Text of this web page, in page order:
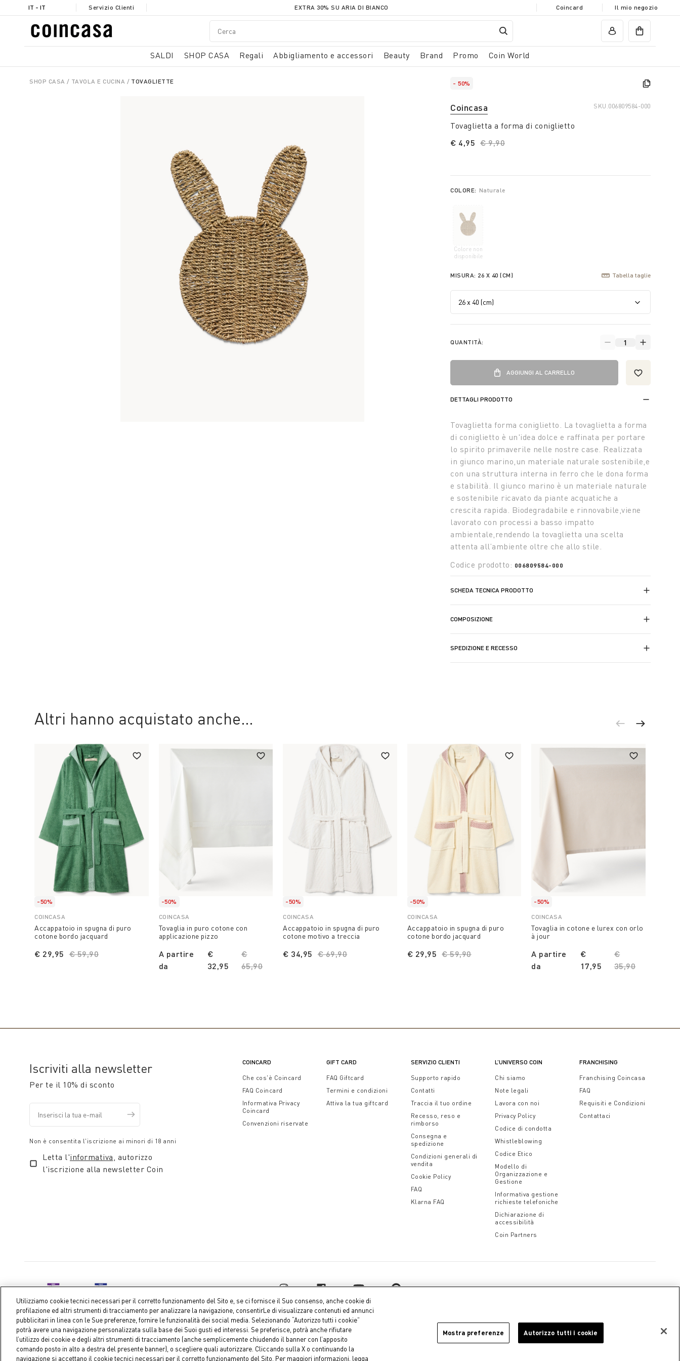
IT - IT Servizio Clienti EXTRA 30% SU ARIA DI BIANCO Coincard Il mio negozio
SALDI SHOP CASA Regali Abbigliamento e accessori Beauty Brand Promo Coin World
SHOP CASA TAVOLA E CUCINA TOVAGLIETTE - 50%
Coincasa SKU.006809584-000
Tovaglietta a forma di coniglietto
Price reduced from
€ 9,90
€ 4,95
COLORE: Naturale
Colore non
disponibile
selected
MISURA: 26 X 40 (CM) Tabella taglie
QUANTITÀ:
AGGIUNGI AL CARRELLO
DETTAGLI PRODOTTO
Tovaglietta forma coniglietto. La tovaglietta a forma
di coniglietto è un'idea dolce e raffinata per portare
lo spirito primaverile nelle nostre case. Realizzata
in giunco marino,un materiale naturale sostenibile,e
con una struttura interna in ferro che le dona forma
e stabilità. Il giunco marino è un materiale naturale
e sostenibile ricavato da piante acquatiche a
crescita rapida. Biodegradabile e rinnovabile,viene
lavorato con processi a basso impatto
ambientale,rendendo la tovaglietta una scelta
attenta all’ambiente oltre che allo stile.
Codice prodotto: 006809584-000
SCHEDA TECNICA PRODOTTO
COMPOSIZIONE
SPEDIZIONE E RECESSO
Altri hanno acquistato anche…
-50%
COINCASA
Accappatoio in spugna di puro
cotone bordo jacquard
Price reduced from
€ 59,90
€ 29,95
-50%
COINCASA
Tovaglia in puro cotone con
applicazione pizzo
A partire
da
Price reduced from
€
65,90to
€
32,95
-50%
COINCASA
Accappatoio in spugna di puro
cotone motivo a treccia
Price reduced from
€ 69,90
€ 34,95
-50%
COINCASA
Accappatoio in spugna di puro
cotone bordo jacquard
Price reduced from
€ 59,90to
€ 29,95
-50%
COINCASA
Tovaglia in cotone e lurex con orlo
à jour
A partire
da
Price reduced
€
35,90to
€
17,95
Iscriviti alla newsletter
Per te il 10% di sconto
Non è consentita l'iscrizione ai minori di 18 anni
Letta l'informativa, autorizzo
l'iscrizione alla newsletter Coin
COINCARD
Che cos'è Coincard
FAQ Coincard
Informativa Privacy
Coincard
Convenzioni riservate
GIFT CARD
FAQ Giftcard
Termini e condizioni
Attiva la tua giftcard
SERVIZIO CLIENTI
Supporto rapido
Contatti
Traccia il tuo ordine
Recesso, reso e
rimborso
Consegna e
spedizione
Condizioni generali di
vendita
Cookie Policy
FAQ
Klarna FAQ
L’UNIVERSO COIN
Chi siamo
Note legali
Lavora con noi
Privacy Policy
Codice di condotta
Whistleblowing
Codice Etico
Modello di
Organizzazione e
Gestione
Informativa gestione
richieste telefoniche
Dichiarazione di
accessibilità
Coin Partners
FRANCHISING
Franchising Coincasa
FAQ
Requisiti e Condizioni
Contattaci
Coin S.p.A. C.F./P.IVA 04391480276, capitale sociale 10.123.282,23 Euro i.v. Dati aziendali Cookie Policy Informativa Privacy
Utilizziamo cookie tecnici necessari per il corretto funzionamento del Sito e, se ci fornisce il Suo consenso, anche cookie di
profilazione ed altri strumenti di tracciamento per analizzare la navigazione, consentirLe di visualizzare contenuti ed annunci
pubblicitari in linea con le Sue preferenze, fornire le funzionalità dei social media. Selezionando “Autorizzo tutti i cookie”
potrà avere una navigazione personalizzata sulla base dei Suoi gusti ed interessi. Se preferisce, potrà anche rifiutare
l’utilizzo dei cookie e degli altri strumenti di tracciamento (anche semplicemente chiudendo il banner con l’apposito
comando posto in alto a destra del presente banner), o scegliere quali autorizzare. Cliccando sulla X o continuando la
navigazione si accettano il cookie tecnici necessari per il corretto funzionamento del Sito. Per maggiori informazioni, legga
Mostra preferenze Autorizzo tutti i cookie